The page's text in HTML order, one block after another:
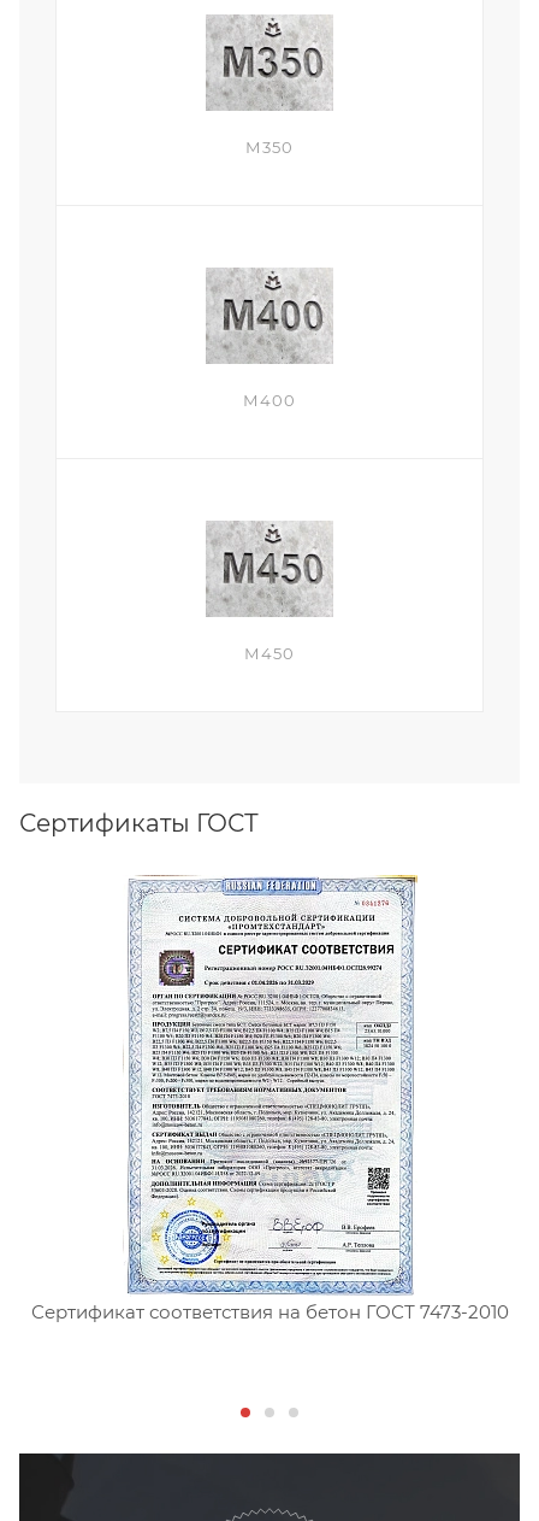
М350
М400
М450
Сертификаты ГОСТ
Сертификат соответствия на бетон ГОСТ 7473-2010